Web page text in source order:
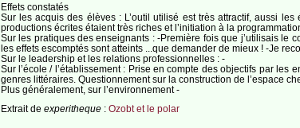
Effets constatés
Sur les acquis des élèves : L’outil utilisé est très attractif, aussi
productions écrites étaient très riches et l’initiation à la
Sur les pratiques des enseignants : -Première fois que j’utilisais le
les effets escomptés sont atteints ...que demander de mieux ! -Je
Sur le leadership et les relations professionnelles : -
Sur l’école / l’établissement : Prise en compte des objectifs par les
genres littéraires. Questionnement sur la construction de l’espace
Plus généralement, sur l’environnement -
Extrait de experitheque: Ozobt et le polar